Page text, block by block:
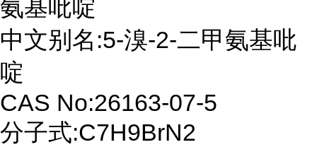
氨基吡啶
中文别名:5-溴-2-二甲氨基吡
啶
CAS No:26163-07-5
分子式:C7H9BrN2